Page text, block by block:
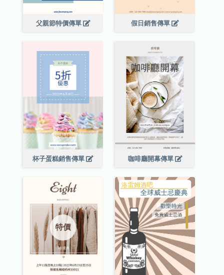
父親節特價傳單 假日銷售傳單
杯子蛋糕銷售傳單 咖啡廳開幕傳單